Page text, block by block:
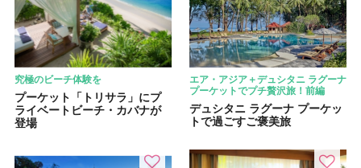
究極のビーチ体験を
プーケット「トリサラ」にプ
ライベートビーチ・カバナが
登場
エア・アジア＋デュシタニ ラグーナ
プーケットでプチ贅沢旅！前編
デュシタニ ラグーナ プーケッ
トで過ごすご褒美旅